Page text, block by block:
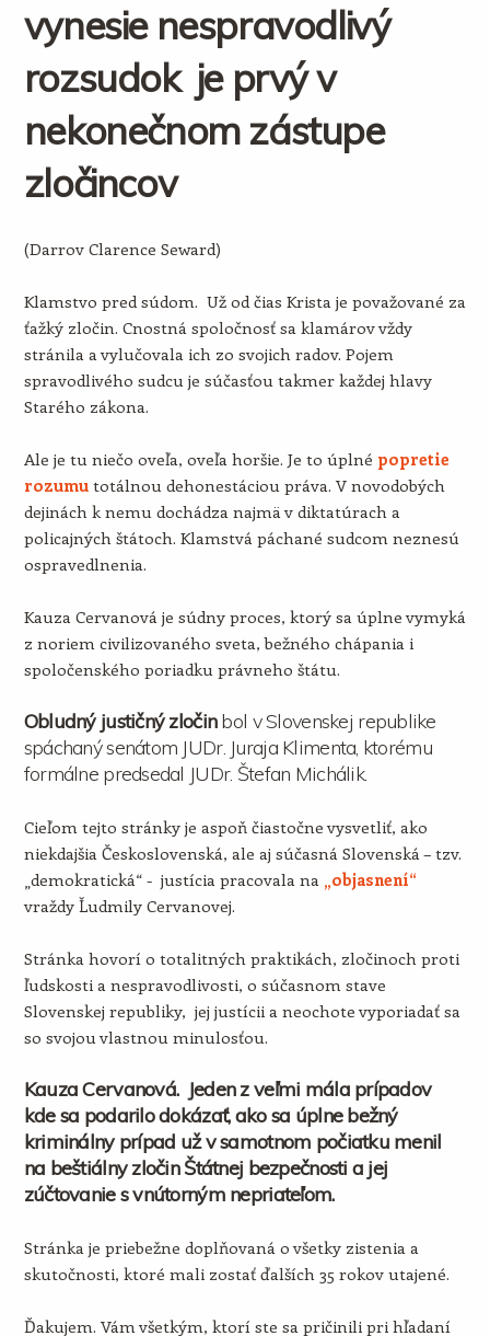
vynesie nespravodlivý
rozsudok je prvý v
nekonečnom zástupe
zločincov
(Darrov Clarence Seward)
Klamstvo pred súdom. Už od čias Krista je považované za
ťažký zločin. Cnostná spoločnosť sa klamárov vždy
stránila a vylučovala ich zo svojich radov. Pojem
spravodlivého sudcu je súčasťou takmer každej hlavy
Starého zákona.
Ale je tu niečo oveľa, oveľa horšie. Je to úplné popretie
rozumutotálnou dehonestáciou práva. V novodobých
dejinách k nemu dochádza najmä v diktatúrach a
policajných štátoch. Klamstvá páchané sudcom neznesú
ospravedlnenia.
Kauza Cervanová je súdny proces, ktorý sa úplne vymyká
z noriem civilizovaného sveta, bežného chápania i
spoločenského poriadku právneho štátu.
Obludný justičný zločinbol v Slovenskej republike
spáchaný senátom JUDr. Juraja Klimenta, ktorému
formálne predsedal JUDr. Štefan Michálik.
Cieľom tejto stránky je aspoň čiastočne vysvetliť, ako
niekdajšia Československá, ale aj súčasná Slovenská – tzv.
„demokratická“ - justícia pracovala na „objasnení“
vraždy Ľudmily Cervanovej.
Stránka hovorí o totalitných praktikách, zločinoch proti
ľudskosti a nespravodlivosti, o súčasnom stave
Slovenskej republiky, jej justícii a neochote vyporiadať sa
so svojou vlastnou minulosťou.
Kauza Cervanová. Jeden z veľmi mála prípadov
kde sa podarilo dokázať, ako sa úplne bežný
kriminálny prípad už v samotnom počiatku menil
na beštiálny zločin Štátnej bezpečnosti a jej
zúčtovanie s vnútorným nepriateľom.
Stránka je priebežne doplňovaná o všetky zistenia a
skutočnosti, ktoré mali zostať ďalších 35 rokov utajené.
Ďakujem. Vám všetkým, ktorí ste sa pričinili pri hľadaní